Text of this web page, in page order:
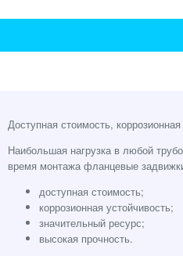
Доступная стоимость,
Наибольшая нагрузка в любой
время монтажа фланцевые
доступная стоимость;
коррозионная устойчивость;
значительный ресурс;
высокая прочность.